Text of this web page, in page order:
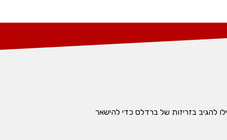
להגיב בזריזות של ברדלס כדי להישאר